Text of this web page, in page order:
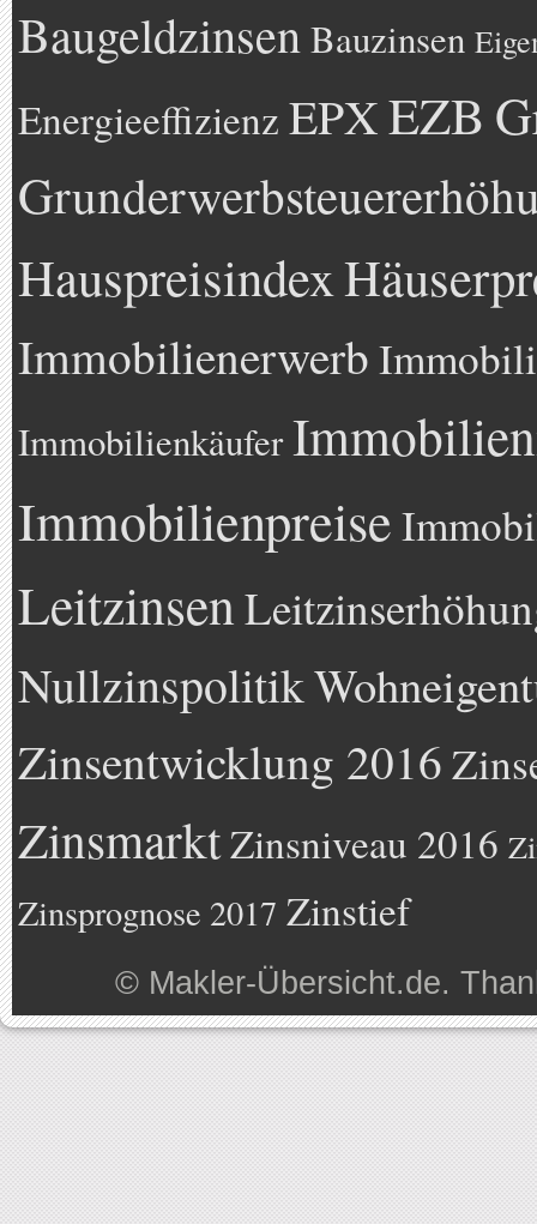
BaugeldzinsenBauzinsen
Energieeffizienz EPXEZB
Hauspreisindex
Immobilienerwerb
Immobilienkäufer
Immobilienpreise
Leitzinsen
Nullzinspolitik
Zinsentwicklung 2016
Zinsmarkt Zinsniveau 2016
Zinsprognose 2017 Zinstief
© Makler-Übersicht.de.